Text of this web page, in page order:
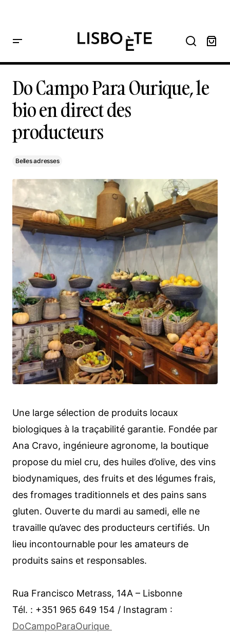
Home Do Campo Para Ourique, le bio en direct des producteurs
Do Campo Para Ourique, le
bio en direct des
producteurs
Belles adresses
Une large sélection de produits locaux
biologiques à la traçabilité garantie. Fondée par
Ana Cravo, ingénieure agronome, la boutique
propose du miel cru, des huiles d’olive, des vins
biodynamiques, des fruits et des légumes frais,
des fromages traditionnels et des pains sans
gluten. Ouverte du mardi au samedi, elle ne
travaille qu’avec des producteurs certifiés. Un
lieu incontournable pour les amateurs de
produits sains et responsables.
Rua Francisco Metrass, 14A – Lisbonne
Tél. : +351 965 649 154 / Instagram :
DoCampoParaOurique